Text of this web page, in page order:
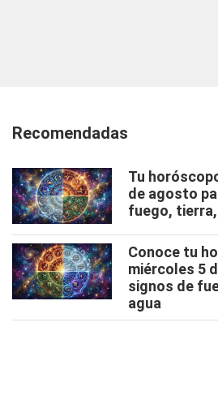
Recomendadas
Tu
de agosto
fuego, tierra,
Conoce tu
miércoles 5
signos de
agua